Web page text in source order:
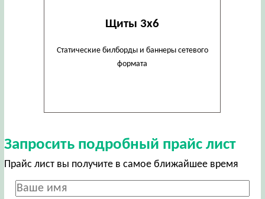
Щиты 3х6
Статические билборды и баннеры сетевого
формата
Запросить подробный прайс лист
Прайс лист вы получите в самое ближайшее время